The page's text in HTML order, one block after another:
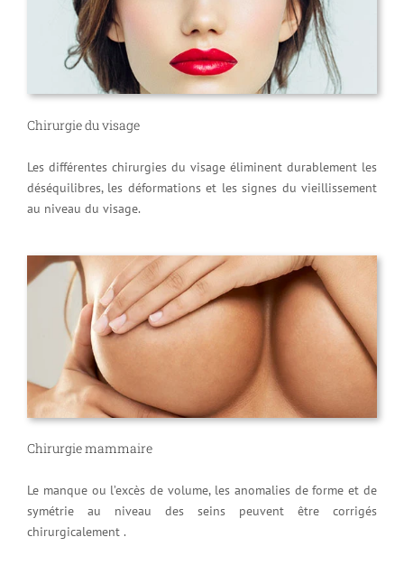
Chirurgie du visage
Les différentes chirurgies du visage éliminent durablement les
déséquilibres, les déformations et les signes du vieillissement
au niveau du visage.
Chirurgie mammaire
Le manque ou l’excès de volume, les anomalies de forme et de
symétrie au niveau des seins peuvent être corrigés
chirurgicalement .